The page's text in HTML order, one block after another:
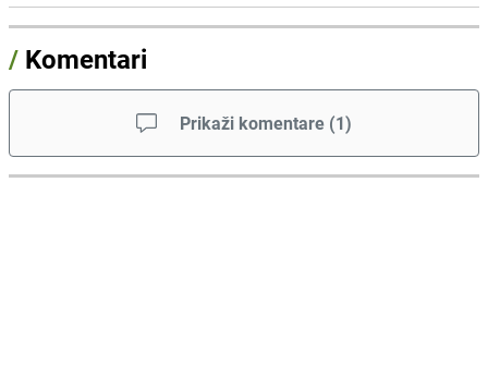
/ Komentari
Prikaži komentare (1)